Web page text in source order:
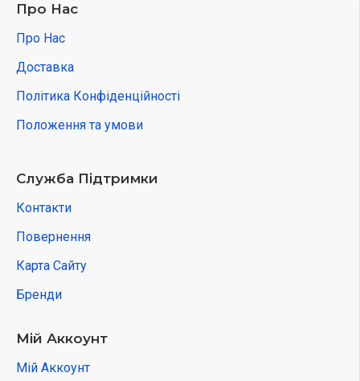
Про Нас
Про Нас
Доставка
Політика Конфіденційності
Положення та умови
Служба Підтримки
Контакти
Повернення
Карта Сайту
Бренди
Мій Аккоунт
Мій Аккоунт